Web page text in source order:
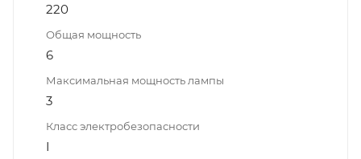
220
Общая мощность
6
Максимальная мощность лампы
3
Класс электробезопасности
I